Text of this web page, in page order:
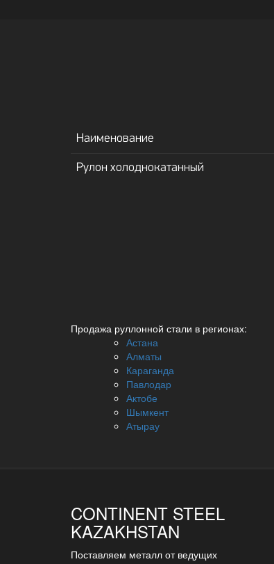
Наименование
Рулон холоднокатанный
Продажа руллонной стали в регионах:
Астана
Алматы
Караганда
Павлодар
Актобе
Шымкент
Атырау
CONTINENT STEEL
KAZAKHSTAN
Поставляем металл от ведущих